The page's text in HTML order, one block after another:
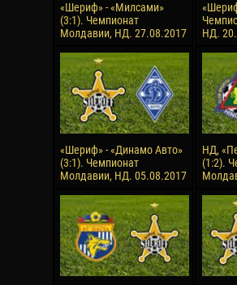
«Шериф» - «Милсами»
(3:1). Чемпионат
Молдавии, НД. 27.08.2017
НД.
«Шериф» - «Динамо Авто»
(3:1). Чемпионат
Молдавии, НД. 05.08.2017
НД,
(1:2).